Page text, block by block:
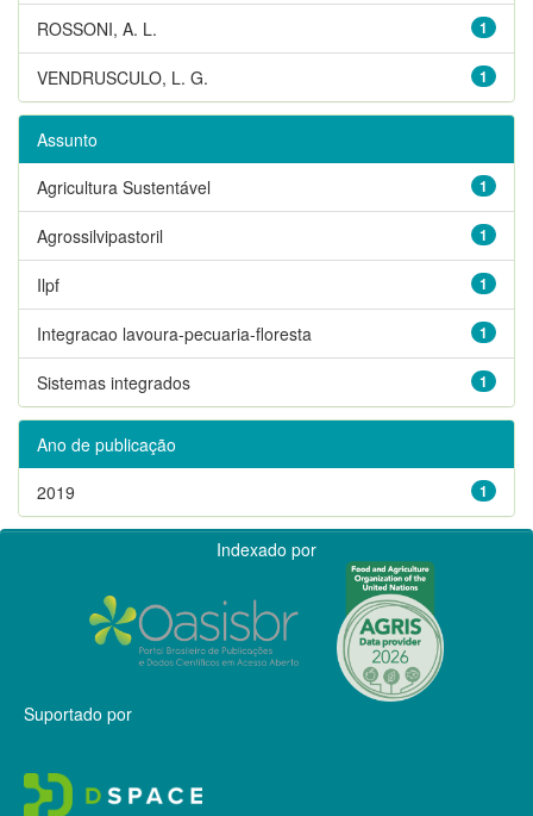
1
ROSSONI, A. L.
1
VENDRUSCULO, L. G.
Assunto
1
Agricultura Sustentável
1
Agrossilvipastoril
1
Ilpf
1
Integracao lavoura-pecuaria-floresta
1
Sistemas integrados
Ano de publicação
1
2019
Indexado por
Suportado por